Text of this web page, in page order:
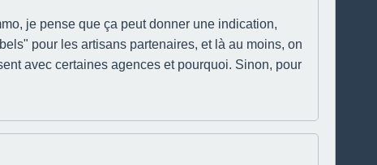
je pense que ça peut donner une indication,
pour les artisans partenaires, et là au moins, on
avec certaines agences et pourquoi. Sinon, pour